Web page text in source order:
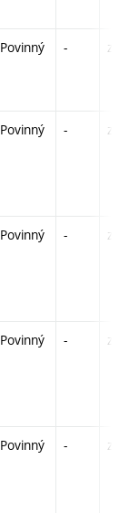
Povinný - zá
Povinný - zá,zk
Povinný - zá,zk
Povinný - zá,zk
Povinný - zá,zk